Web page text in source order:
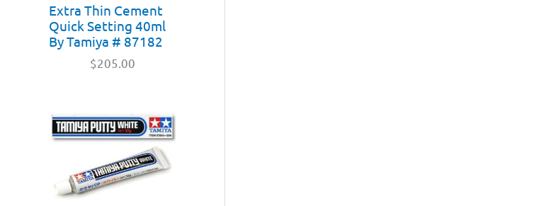
Extra Thin Cement
Quick Setting 40ml
By Tamiya # 87182
$205.00